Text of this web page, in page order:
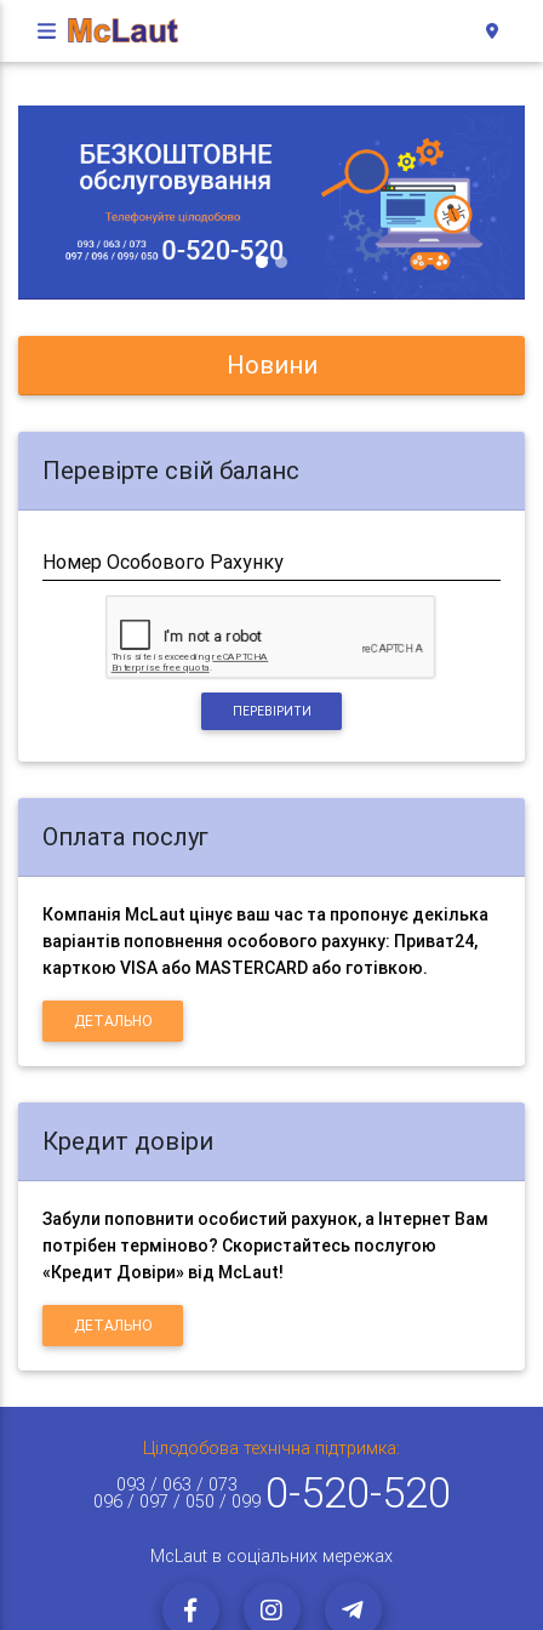
Новини
Перевірте свій баланс
Номер Особового Рахунку
ПЕРЕВІРИТИ
Оплата послуг
Компанія McLaut цінує ваш час та пропонує декілька
варіантів поповнення особового рахунку: Приват24,
карткою VISA або MASTERCARD або готівкою.
ДЕТАЛЬНО
Кредит довіри
Забули поповнити особистий рахунок, а Інтернет Вам
потрібен терміново? Скористайтесь послугою
«Кредит Довіри» від McLaut!
ДЕТАЛЬНО
Цілодобова технічна підтримка:
093 / 063 / 073
096 / 097 / 050 / 099 0-520-520
McLaut в соціальних мережах